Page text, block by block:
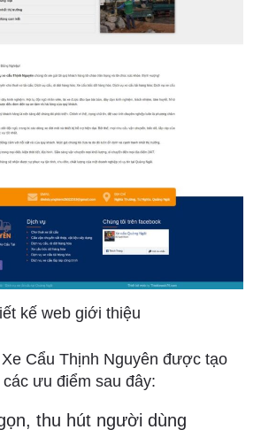
kế web giới thiệu
Cẩu Thịnh Nguyên được tạo
ưu điểm sau đây:
thu hút người dùng